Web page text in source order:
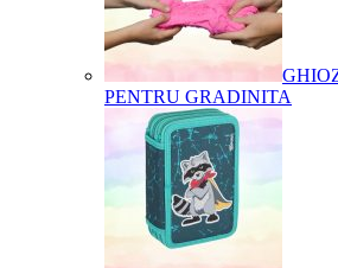
PENTRU GRADINITA